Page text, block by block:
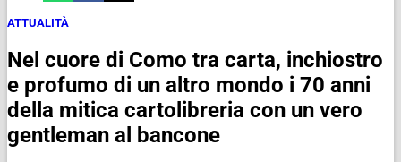
ATTUALITÀ
Nel cuore di Como tra carta, inchiostro
e profumo di un altro mondo i 70 anni
della mitica cartolibreria con un vero
gentleman al bancone